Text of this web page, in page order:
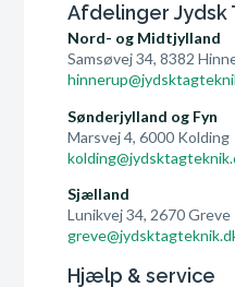
Afdelinger Jydsk
Nord- og Midtjylland
Samsøvej 34, 8382
Sønderjylland og Fyn
Marsvej 4, 6000 Kolding
Sjælland
Lunikvej 34, 2670 Greve
Hjælp & service